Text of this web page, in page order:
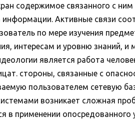
содержимое связанного с
Активные связи
по мере изучения
интересам и уровню знаний,
является работа
стороны, связанные с
пользователем сетевую
возникает сложная
в применении